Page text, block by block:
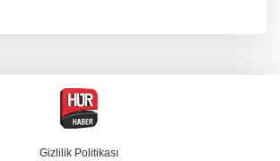
Hür Ağbaba soruşturmasında MASAK para
hareketlerini inceledi
Gizlilik Politikası